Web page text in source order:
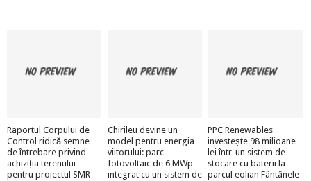
Raportul Corpului de
Control ridică semne
de întrebare privind
achiziția terenului
pentru proiectul SMR
Chirileu devine un
model pentru energia
viitorului: parc
fotovoltaic de 6 MWp
integrat cu un sistem de
PPC Renewables
investește 98 milioane
lei într-un sistem de
stocare cu baterii la
parcul eolian Fântânele